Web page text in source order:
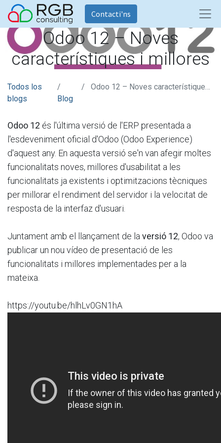
Contacti'ns
Odoo 12 – Noves
característiques i millores
Todos los
blogs
Blog
Odoo 12 – Noves característiques i millores
Odoo 12 és l'última versió de l'ERP presentada a
l'esdeveniment oficial d'Odoo (Odoo Experience)
d'aquest any. En aquesta versió se'n van afegir moltes
funcionalitats noves, millores d'usabilitat a les
funcionalitats ja existents i optimitzacions tècniques
per millorar el rendiment del servidor i la velocitat de
resposta de la interfaz d'usuari.
Juntament amb el llançament de la versió 12, Odoo va
publicar un nou vídeo de presentació de les
funcionalitats i millores implementades per a la
mateixa.
https://youtu.be/hlhLv0GN1hA